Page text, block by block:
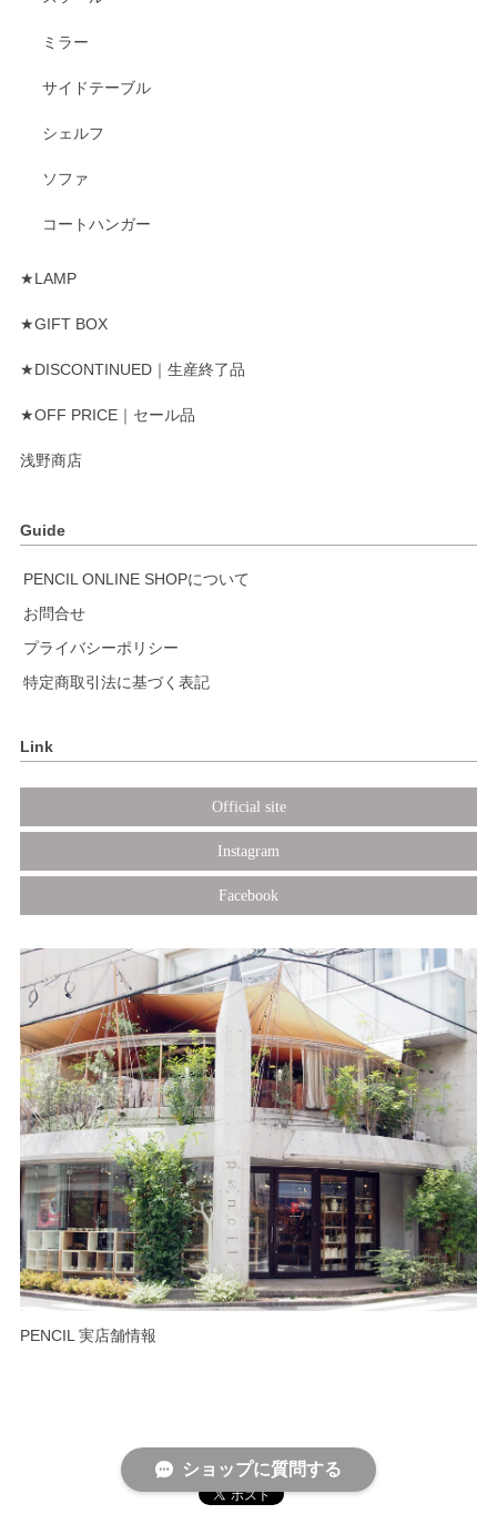
ミラー
サイドテーブル
シェルフ
ソファ
コートハンガー
★LAMP
★GIFT BOX
★DISCONTINUED｜生産終了品
★OFF PRICE｜セール品
浅野商店
Guide
PENCIL ONLINE SHOPについて
お問合せ
プライバシーポリシー
特定商取引法に基づく表記
Link
Official site
Instagram
Facebook
PENCIL 実店舗情報
ショップに質問する